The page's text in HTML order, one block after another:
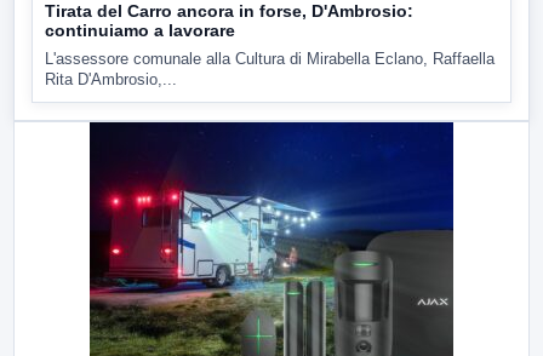
Tirata del Carro ancora in forse, D'Ambrosio:
continuiamo a lavorare
L'assessore comunale alla Cultura di Mirabella Eclano, Raffaella
Rita D'Ambrosio,...